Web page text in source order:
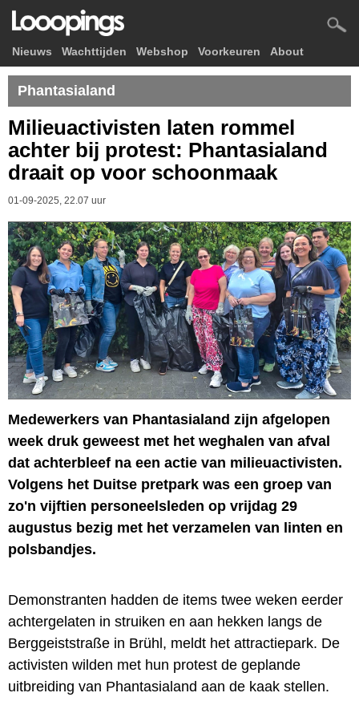
Nieuws Wachttijden Webshop Voorkeuren About
Phantasialand
Milieuactivisten laten rommel
achter bij protest: Phantasialand
draait op voor schoonmaak
01-09-2025, 22.07 uur
Medewerkers van Phantasialand zijn afgelopen
week druk geweest met het weghalen van afval
dat achterbleef na een actie van milieuactivisten.
Volgens het Duitse pretpark was een groep van
zo'n vijftien personeelsleden op vrijdag 29
augustus bezig met het verzamelen van linten en
polsbandjes.
Demonstranten hadden de items twee weken eerder
achtergelaten in struiken en aan hekken langs de
Berggeiststraße in Brühl, meldt het attractiepark. De
activisten wilden met hun protest de geplande
uitbreiding van Phantasialand aan de kaak stellen.